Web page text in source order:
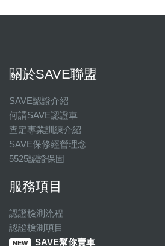
關於SAVE聯盟
SAVE認證介紹
何謂SAVE認證車
查定專業訓練介紹
SAVE保修經營理念
5525認證保固
服務項目
認證檢測流程
認證檢測項目
NEW SAVE幫你賣車